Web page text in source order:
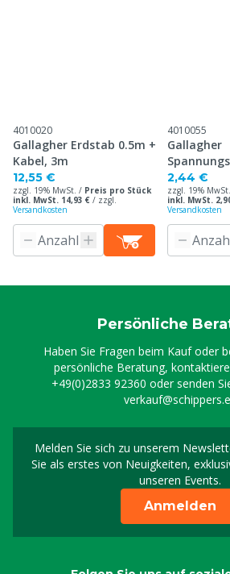
4010020
Gallagher Erdstab 0.5m +
Kabel, 3m
12,55 €
zzgl. 19% MwSt. / Preis pro Stück
inkl. MwSt. 14,93 € / zzgl.
Versandkosten
4010055
Gallagher
2,44 €
zzgl. 19%
inkl. MwSt.
Versandkosten
Persönliche
Haben Sie Fragen beim Kauf oder
persönliche Beratung,
+49(0)2833 92360 oder senden
Melden Sie sich zu unserem
Sie als erstes von Neuigkeiten,
unseren Events.
Anmelden